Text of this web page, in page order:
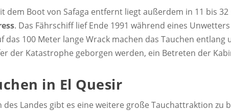
dem Boot von Safaga entfernt liegt außerdem in 11 bis
. Das Fährschiff lief Ende 1991 während eines
das 100 Meter lange Wrack machen das Tauchen
der Katastrophe geborgen werden, ein Betreten der
in El Quesir
des Landes gibt es eine weitere große Tauchattraktion zu